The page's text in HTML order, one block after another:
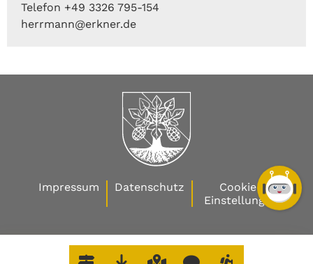
Telefon +49 3326 795-154
herrmann@erkner.de
Impressum Datenschutz
Cookie-
Einstellungen